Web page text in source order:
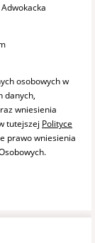
osobowych w
danych,
wniesienia
tutejszej Polityce
prawo wniesienia